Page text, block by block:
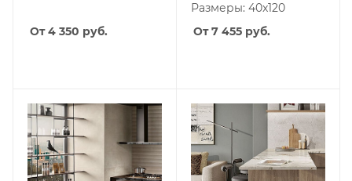
От 4 350 руб.
Размеры: 40x120
От 7 455 руб.